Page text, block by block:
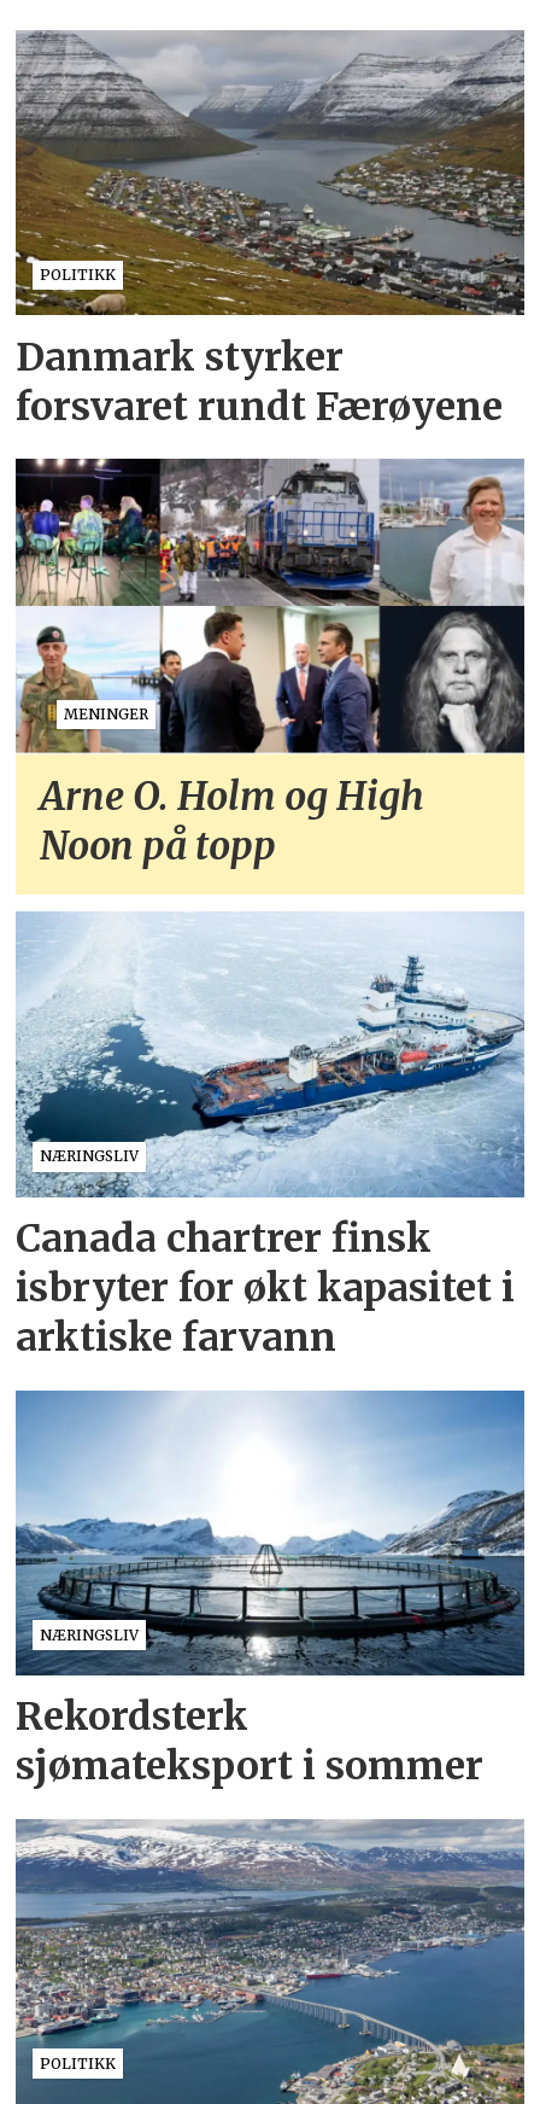
POLITIKK
Danmark styrker
forsvaret rundt Færøyene
MENINGER
Arne O. Holm og High
Noon på topp
NÆRINGSLIV
Canada chartrer finsk
isbryter for økt kapasitet i
arktiske farvann
NÆRINGSLIV
Rekordsterk
sjømateksport i sommer
POLITIKK